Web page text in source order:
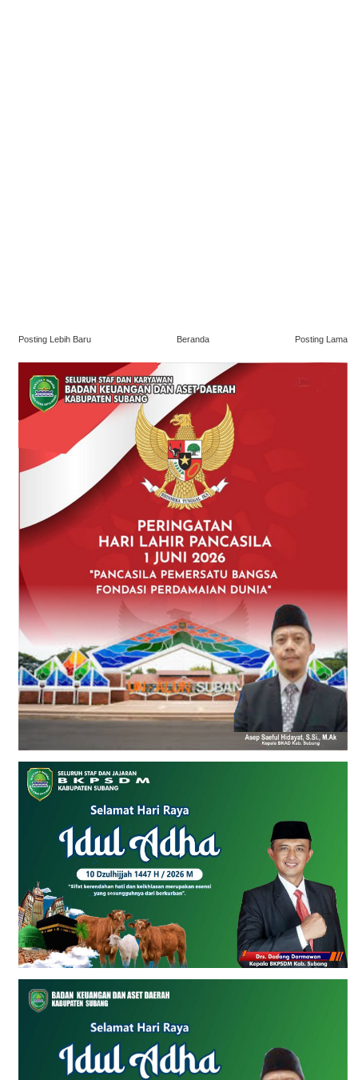
Posting Lebih Baru Posting Lama
Beranda